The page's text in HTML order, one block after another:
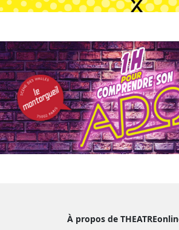
À propos de